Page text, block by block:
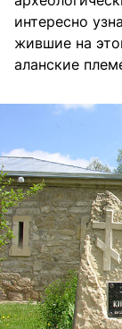
интересно
жившие на
аланские